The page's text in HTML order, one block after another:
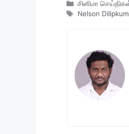
Categories
சினிமா
Tags
Nelson